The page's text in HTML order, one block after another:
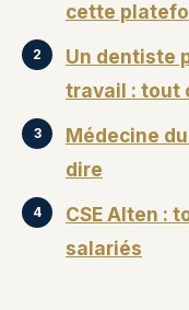
cette
Un dentiste
travail : tout
Médecine
dire
CSE Alten :
salariés